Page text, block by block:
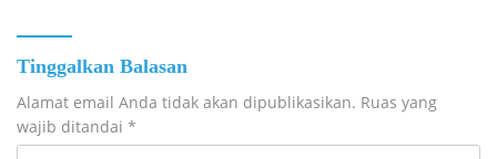
Tinggalkan Balasan
Alamat email Anda tidak akan dipublikasikan. Ruas yang
wajib ditandai *